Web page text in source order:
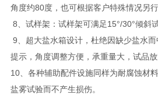
角度约80度，也可根据客户特殊情况另行
8、试样架：试样架可满足15°/30°倾斜
9、超大盐水箱设计，杜绝因缺少盐水
提示，角度调整方便，承重量大，试品放
10、各种辅助配件设施同样为耐腐蚀材
盐雾试验而不产生损伤。